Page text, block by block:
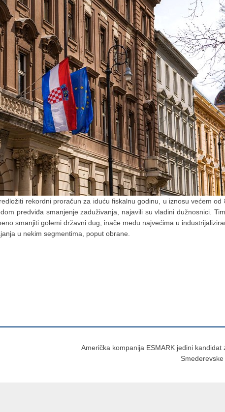
rekordni proračun za iduću fiskalnu godinu, u iznosu većem od
predviđa smanjenje zaduživanja, najavili su vladini dužnosnici.
smanjiti golemi državni dug, inače među najvećima u
u nekim segmentima, poput obrane.
Američka kompanija ESMARK jedini kandidat